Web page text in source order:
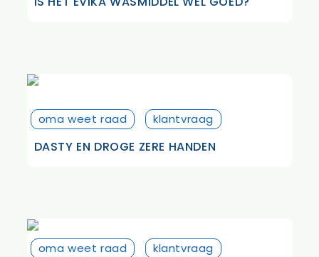
oma weet raad klantvraag
DASTY EN DROGE ZERE HANDEN
oma weet raad klantvraag